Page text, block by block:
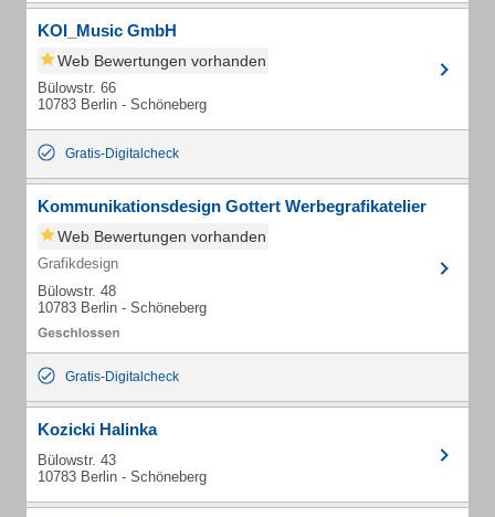
KOI_Music GmbH
Web Bewertungen vorhanden
Bülowstr. 66
10783 Berlin - Schöneberg
Gratis-Digitalcheck
Kommunikationsdesign Gottert Werbegrafikatelier
Web Bewertungen vorhanden
Grafikdesign
Bülowstr. 48
10783 Berlin - Schöneberg
Gratis-Digitalcheck
Kozicki Halinka
Bülowstr. 43
10783 Berlin - Schöneberg